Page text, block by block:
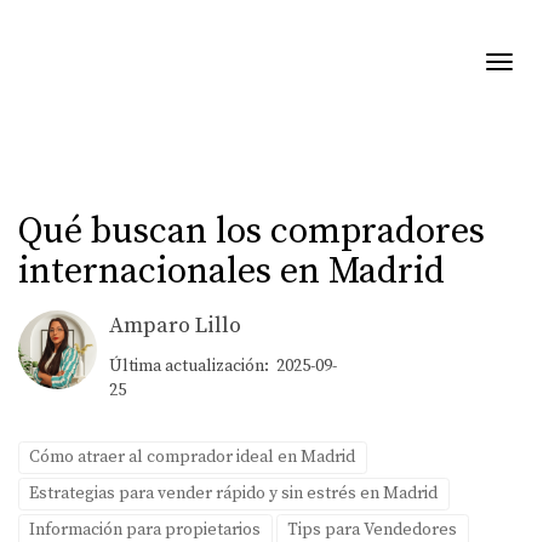
Qué buscan los compradores
internacionales en Madrid
Amparo Lillo
Última actualización: 2025-09-
25
Cómo atraer al comprador ideal en Madrid
Estrategias para vender rápido y sin estrés en Madrid
Información para propietarios
Tips para Vendedores